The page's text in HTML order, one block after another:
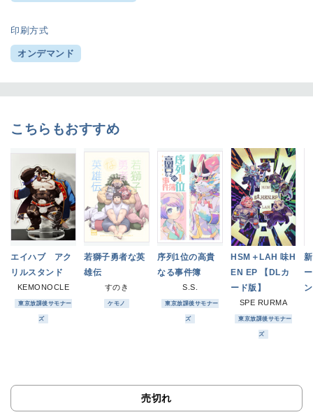
印刷方式
オンデマンド
こちらもおすすめ
エイハブ アク
リルスタンド
KEMONOCLE
東京放課後サモナー
ズ
若獅子勇者な英
雄伝
すのき
ケモノ
序列1位の高貴
なる事件簿
S.S.
東京放課後サモナー
ズ
HSM＋LAH 味H
EN EP 【DLカ
ード版】
SPE RURMA
東京放課後サモナー
ズ
売切れ